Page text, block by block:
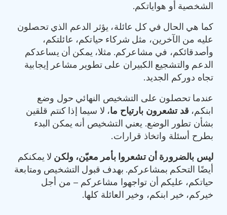
الشخصية أو هواياتكم.
كما هي الحال في كل عائلة، يؤثر الدعم الذي تحصلون
عليه من الآخرين، مثل شركاء حياتكم، عائلتكم،
وأصدقائكم، في مشاعركم. مثلا، يمكن أن يساعدكم
الدعم والتشجيع الكبيران على تطوير مشاعر إيجابية
تجاه دوركم الجديد.
عندما تحصلون على التشخيص النهائي حول وضع
ابنكم، قد تشعرون بارتياح ما، لا سيما إذا كنتم قلقين
بشأن تطور الوضع. يعني التشخيص أنه يمكن البدء
بطرح أسئلة واتخاذ قرارات.
ليس بالضرورة أن تشعروا بأمر معيّن، ولكن لا يمكنكم
أيضًا التحكم بمشاعركم. بهدف قبول التشخيص ومتابعة
حياتكم، عليكم أن تواجهوا مشاعركم – من أجل
خيركم، خير ابنكم، وخير العائلة كلها.